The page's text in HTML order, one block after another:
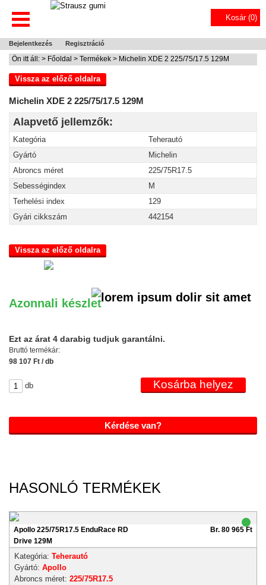
Kosár (0)
Bejelentkezés Regisztráció
Ön itt áll: > Főoldal > Termékek > Michelin XDE 2 225/75/17.5 129M
Vissza az előző oldalra
Michelin XDE 2 225/75/17.5 129M
Alapvető jellemzők:
Kategória
Teherautó
Gyártó
Michelin
Abroncs méret
225/75R17.5
Sebességindex
M
Terhelési index
129
Gyári cikkszám
442154
Vissza az előző oldalra
Azonnali készlet
Ezt az árat 4 darabig tudjuk garantálni.
Bruttó termékár:
98 107 Ft / db
db
Kérdése van?
HASONLÓ TERMÉKEK
Apollo 225/75R17.5 EnduRace RD
Drive 129M
Br. 80 965 Ft
Kategória: Teherautó
Gyártó: Apollo
Abroncs méret: 225/75R17.5